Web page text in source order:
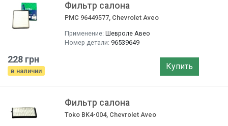
Фильтр салона
PMC 96449577, Chevrolet Aveo
Применение: Шевроле Авео
Номер детали: 96539649
228 грн
в наличии Купить
Фильтр салона
Toko BK4-004, Chevrolet Aveo